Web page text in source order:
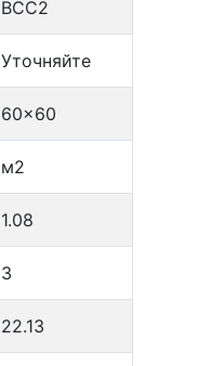
BCC2
Уточняйте
60x60
м2
1.08
3
22.13